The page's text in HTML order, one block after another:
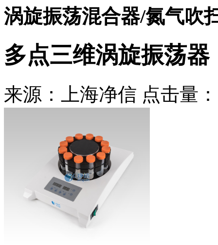
涡旋振荡混合器/氮气吹
多点三维涡旋振荡器
来源：上海净信 点击量：